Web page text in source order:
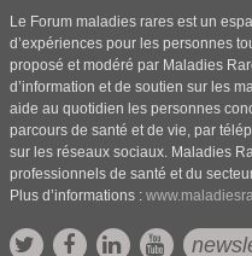
Le Forum maladies rares est un
d’expériences pour les personnes
proposé et modéré par Maladies
d’information et de soutien sur les
aide au quotidien les personnes
parcours de santé et de vie, par
sur les réseaux sociaux. Maladies
professionnels de santé et du
Plus d’informations :